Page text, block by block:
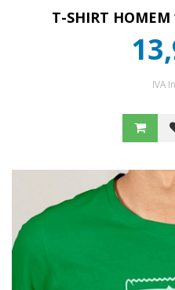
T-SHIRT HOMEM
IVA